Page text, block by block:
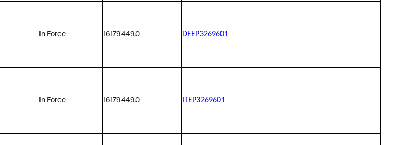
In Force 16179449.0 DEEP3269601
In Force 16179449.0 ITEP3269601